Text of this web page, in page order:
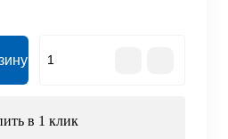
в 1 клик